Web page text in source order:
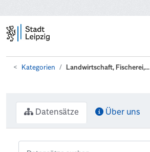
Kategorien Landwirtschaft, Fischerei,...
Datensätze Über uns